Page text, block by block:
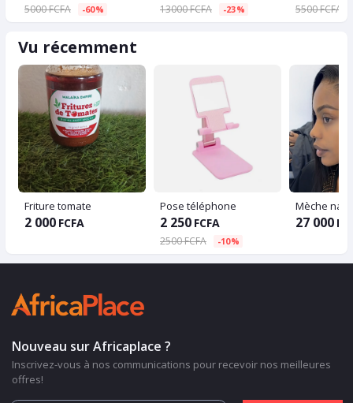
5000 FCFA -60% 13000 FCFA -23% 5500 FCFA
Vu récemment
Friture tomate
2 000 FCFA
Pose téléphone
2 250 FCFA
2500 FCFA -10%
Mèche
27 000
Nouveau sur Africaplace ?
Inscrivez-vous à nos communications pour recevoir nos meilleures
offres!